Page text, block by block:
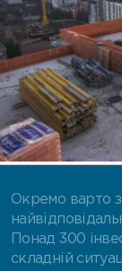
Окремо варто
Понад 300
складній